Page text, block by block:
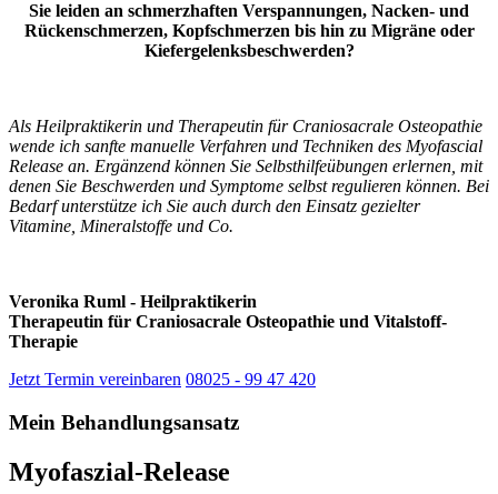
Sie leiden an schmerzhaften Verspannungen, Nacken- und
Rückenschmerzen, Kopfschmerzen bis hin zu Migräne oder
Kiefergelenksbeschwerden?
Als Heilpraktikerin und Therapeutin für Craniosacrale Osteopathie
wende ich sanfte manuelle Verfahren und Techniken des Myofascial
Release an. Ergänzend können Sie Selbsthilfeübungen erlernen, mit
denen Sie Beschwerden und Symptome selbst regulieren können. Bei
Bedarf unterstütze ich Sie auch durch den Einsatz gezielter
Vitamine, Mineralstoffe und Co.
Veronika Ruml - Heilpraktikerin
Therapeutin für Craniosacrale Osteopathie und Vitalstoff-
Therapie
Jetzt Termin vereinbaren 08025 - 99 47 420
Mein Behandlungsansatz
Myofaszial-Release